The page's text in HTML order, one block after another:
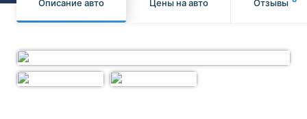
Описание авто Цены на авто Отзывы